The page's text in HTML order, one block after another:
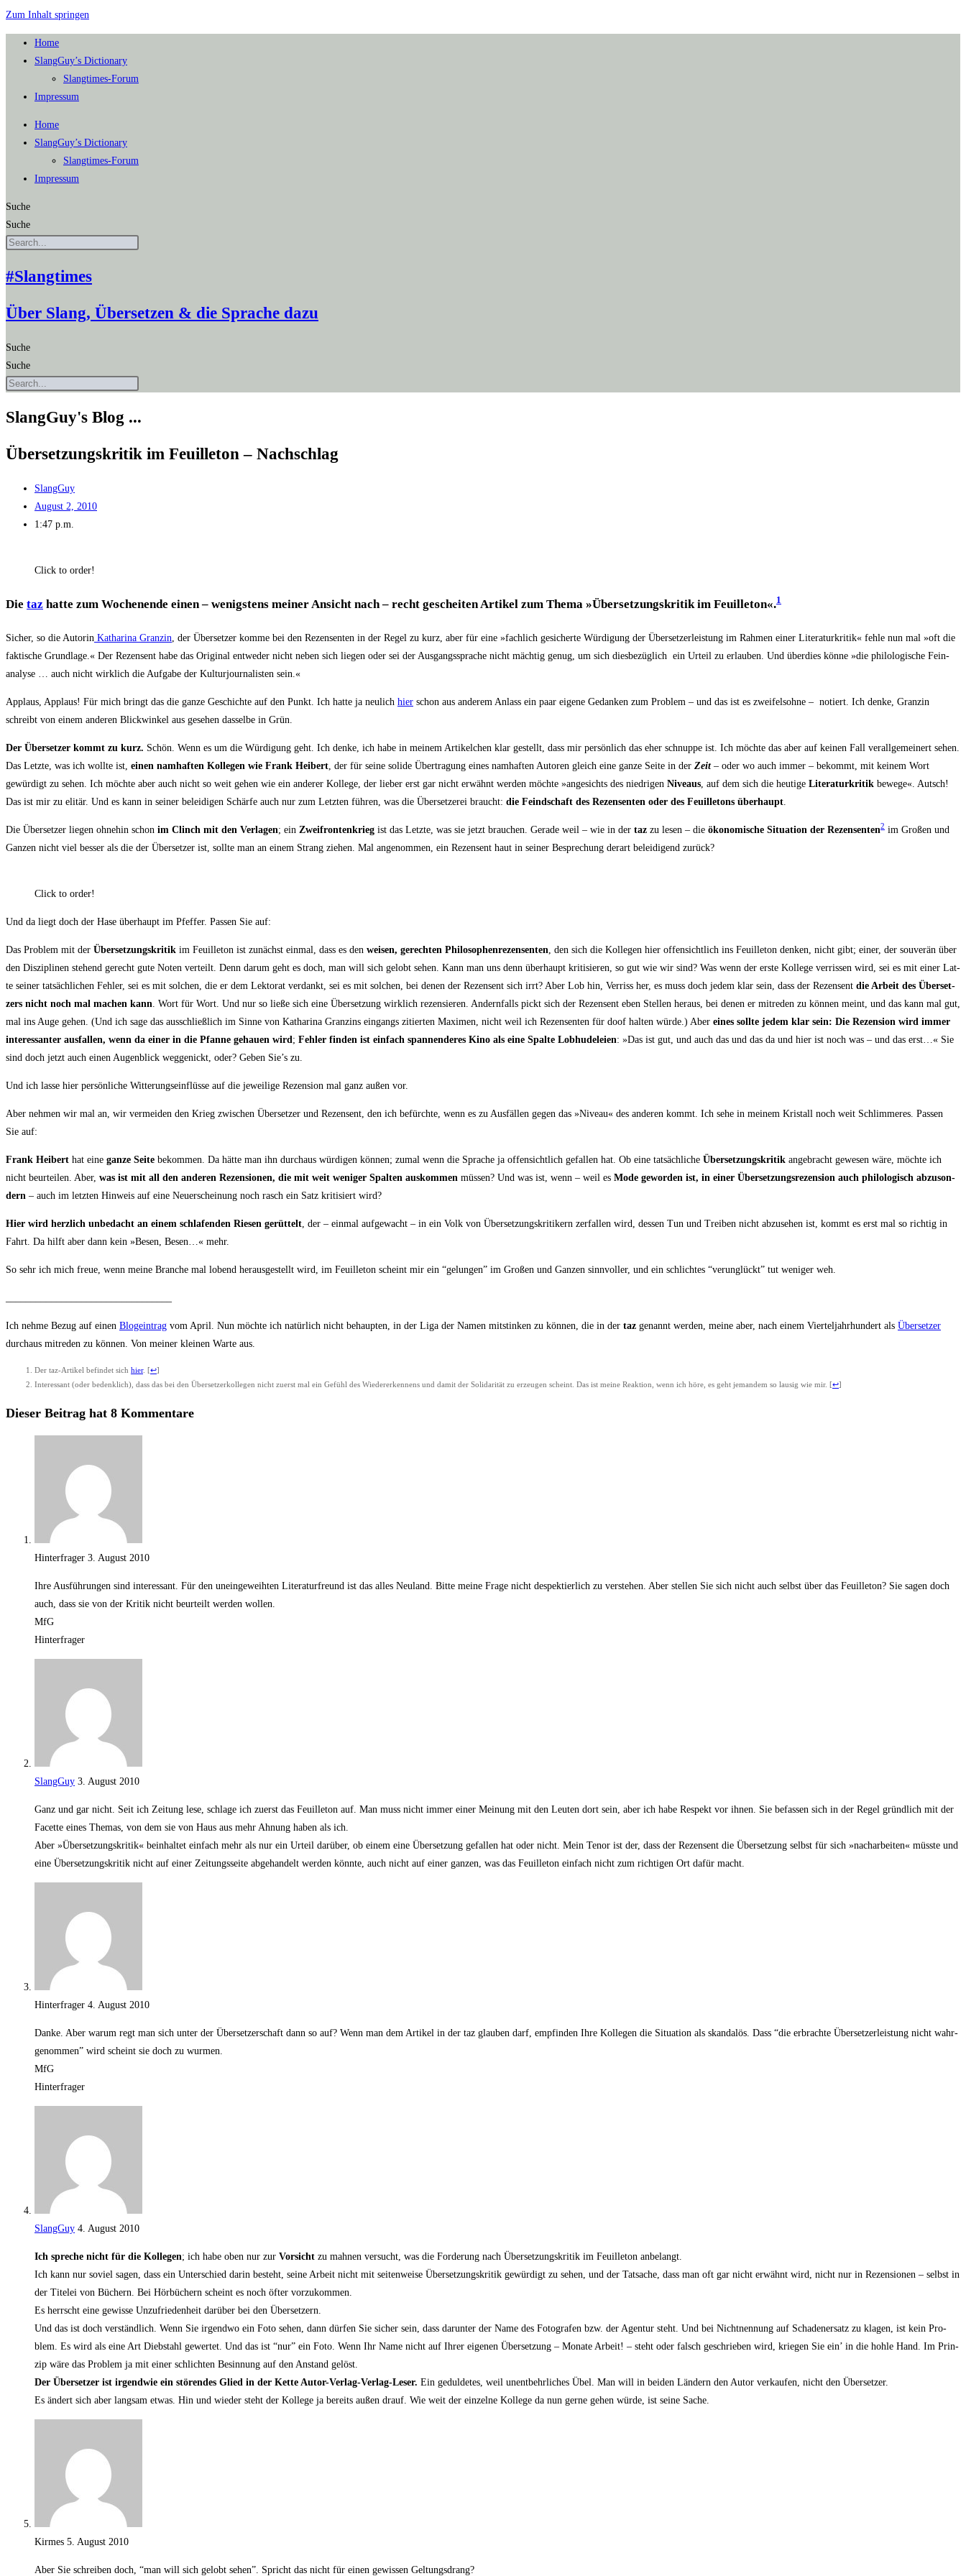
Zum Inhalt springen
Home
SlangGuy’s Dic­tion­a­ry
Slang­times-Forum
Impres­sum
Home
SlangGuy’s Dic­tion­a­ry
Slang­times-Forum
Impres­sum
Suche
Suche
#Slangtimes
Über Slang, Übersetzen & die Sprache dazu
Suche
Suche
SlangGuy's Blog ...
Über­set­zungs­kri­tik im Feuil­le­ton – Nachschlag
SlangGuy
August 2, 2010
1:47 p.m.
Click to order!
Die taz hat­te zum Wochen­en­de einen – wenigs­tens mei­ner Ansicht nach – recht geschei­ten Arti­kel zum The­ma »Über­set­zungs­kri­tik im Feuil­le­ton«.1
Sicher, so die Autorin Katha­ri­na Granz­in , der Über­set­zer kom­me bei den Rezen­sen­ten in der Regel zu kurz, aber für eine »fach­lich gesi­cher­te Wür­di­gung der Über­set­zer­leis­tung im Rah­men einer Lite­ra­tur­kri­tik« feh­le nun mal »oft die
fak­ti­sche Grund­la­ge.« Der Rezen­sent habe das Ori­gi­nal ent­we­der nicht neben sich lie­gen oder sei der Aus­gangs­spra­che nicht mäch­tig genug, um sich dies­be­züg­lich ein Urteil zu erlau­ben. Und über­dies kön­ne »die phi­lo­lo­gi­sche Fein­
ana­ly­se … auch nicht wirk­lich die Auf­ga­be der Kul­tur­jour­na­lis­ten sein.«
Applaus, Applaus! Für mich bringt das die gan­ze Geschich­te auf den Punkt. Ich hat­te ja neu­lich hier schon aus ande­rem Anlass ein paar eige­ne Gedan­ken zum Pro­blem – und das ist es zwei­fels­oh­ne – notiert. Ich den­ke, Granz­in
schreibt von einem ande­ren Blick­win­kel aus gese­hen das­sel­be in Grün.
Der Über­set­zer kommt zu kurz. Schön. Wenn es um die Wür­di­gung geht. Ich den­ke, ich habe in mei­nem Arti­kel­chen klar gestellt, dass mir per­sön­lich das eher schnup­pe ist. Ich möch­te das aber auf kei­nen Fall ver­all­ge­mei­nert sehen.
Das Letz­te, was ich woll­te ist, einen nam­haf­ten Kol­le­gen wie Frank Hei­bert , der für sei­ne soli­de Über­tra­gung eines nam­haf­ten Autoren gleich eine gan­ze Sei­te in der Zeit– oder wo auch immer – bekommt, mit kei­nem Wort
gewür­digt zu sehen. Ich möch­te aber auch nicht so weit gehen wie ein ande­rer Kol­le­ge, der lie­ber erst gar nicht erwähnt wer­den möch­te »ange­sichts des nied­ri­gen Niveaus , auf dem sich die heu­ti­ge Lite­ra­tur­kri­tik bewe­ge«. Autsch!
Das ist mir zu eli­tär. Und es kann in sei­ner belei­di­gen Schär­fe auch nur zum Letz­ten füh­ren, was die Über­set­ze­rei braucht: die Feind­schaft des Rezen­sen­ten oder des Feuil­le­tons über­haupt
Die Über­set­zer lie­gen ohne­hin schon im Clinch mit den Ver­la­gen; ein Zwei­fron­ten­krieg ist das Letz­te, was sie jetzt brau­chen. Gera­de weil – wie in der taz zu lesen – die öko­no­mi­sche Situa­ti­on der Rezen­sen­ten2 im Gro­ßen und
Gan­zen nicht viel bes­ser als die der Über­set­zer ist, soll­te man an einem Strang zie­hen. Mal ange­nom­men, ein Rezen­sent haut in sei­ner Bespre­chung der­art belei­di­gend zurück?
Click to order!
Und da liegt doch der Hase über­haupt im Pfef­fer. Pas­sen Sie auf:
Das Pro­blem mit der Über­set­zungs­kri­tik im Feuil­le­ton ist zunächst ein­mal, dass es den wei­sen, gerech­ten Phi­lo­so­phen­re­zen­sen­ten , den sich die Kol­le­gen hier offen­sicht­lich ins Feuil­le­ton den­ken, nicht gibt; einer, der sou­ve­rän über
den Dis­zi­pli­nen ste­hend gerecht gute Noten ver­teilt. Denn dar­um geht es doch, man will sich gelobt sehen. Kann man uns denn über­haupt kri­ti­sie­ren, so gut wie wir sind? Was wenn der ers­te Kol­le­ge ver­ris­sen wird, sei es mit einer Lat­
te sei­ner tat­säch­li­chen Feh­ler, sei es mit sol­chen, die er dem Lek­to­rat ver­dankt, sei es mit sol­chen, bei denen der Rezen­sent sich irrt? Aber Lob hin, Ver­riss her, es muss doch jedem klar sein, dass der Rezen­sent die Arbeit des Über­set­
zers nicht noch mal machen kann . Wort für Wort. Und nur so lie­ße sich eine Über­set­zung wirk­lich rezen­sie­ren. Andern­falls pickt sich der Rezen­sent eben Stel­len her­aus, bei denen er mit­re­den zu kön­nen meint, und das kann mal gut,
mal ins Auge gehen. (Und ich sage das aus­schließ­lich im Sin­ne von Katha­ri­na Granz­ins ein­gangs zitier­ten Maxi­men, nicht weil ich Rezen­sen­ten für doof hal­ten wür­de.) Aber eines soll­te jedem klar sein: Die Rezen­si­on wird immer
inter­es­san­ter aus­fal­len, wenn da einer in die Pfan­ne gehau­en wird ; Feh­ler fin­den ist ein­fach span­nen­de­res Kino als eine Spal­te Lob­hu­de­lei­en: »Das ist gut, und auch das und das da und hier ist noch was – und das erst…« Sie
sind doch jetzt auch einen Augen­blick weg­ge­nickt, oder? Geben Sie’s zu.
Und ich las­se hier per­sön­li­che Wit­te­rungs­ein­flüs­se auf die jewei­li­ge Rezen­si­on mal ganz außen vor.
Aber neh­men wir mal an, wir ver­mei­den den Krieg zwi­schen Über­set­zer und Rezen­sent, den ich befürch­te, wenn es zu Aus­fäl­len gegen das »Niveau« des ande­ren kommt. Ich sehe in mei­nem Kris­tall noch weit Schlim­me­res. Pas­sen
Sie auf:
Frank Hei­bert hat eine gan­ze Sei­te bekom­men. Da hät­te man ihn durch­aus wür­di­gen kön­nen; zumal wenn die Spra­che ja offen­sicht­lich gefal­len hat. Ob eine tat­säch­li­che Über­set­zungs­kri­tik ange­bracht gewe­sen wäre, möch­te ich
nicht beur­tei­len. Aber, was ist mit all den ande­ren Rezen­sio­nen, die mit weit weni­ger Spal­ten aus­kom­men müs­sen? Und was ist, wenn – weil es Mode gewor­den ist, in einer Über­set­zungs­re­zen­si­on auch phi­lo­lo­gisch abzu­son­
dern – auch im letz­ten Hin­weis auf eine Neu­erschei­nung noch rasch ein Satz kri­ti­siert wird?
Hier wird herz­lich unbe­dacht an einem schla­fen­den Rie­sen gerüt­telt , der – ein­mal auf­ge­wacht – in ein Volk von Über­set­zungs­kri­ti­kern zer­fal­len wird, des­sen Tun und Trei­ben nicht abzu­se­hen ist, kommt es erst mal so rich­tig in
Fahrt. Da hilft aber dann kein »Besen, Besen…« mehr.
So sehr ich mich freue, wenn mei­ne Bran­che mal lobend her­aus­ge­stellt wird, im Feuil­le­ton scheint mir ein “gelun­gen” im Gro­ßen und Gan­zen sinn­vol­ler, und ein schlich­tes “ver­un­glückt” tut weni­ger weh.
Ich neh­me Bezug auf einen Blog­ein­trag vom April. Nun möch­te ich natür­lich nicht behaup­ten, in der Liga der Namen mit­stin­ken zu kön­nen, die in der taz genannt wer­den, mei­ne aber, nach einem Vier­tel­jahr­hun­dert als Über­set­zer
durch­aus mit­re­den zu kön­nen. Von mei­ner klei­nen War­te aus.
Der taz-Arti­kel befin­det sich hier. [↩]
Inter­es­sant (oder bedenk­lich), dass das bei den Über­set­zer­kol­le­gen nicht zuerst mal ein Gefühl des Wie­der­erken­nens und damit der Soli­da­ri­tät zu erzeu­gen scheint. Das ist mei­ne Reak­ti­on, wenn ich höre, es geht jeman­dem so lau­sig wie mir. [↩]
Dieser Beitrag hat 8 Kommentare
Hinterfrager 3. August 2010
Ihre Aus­füh­run­gen sind inter­es­sant. Für den unein­ge­weih­ten Lite­ra­tur­freund ist das alles Neu­land. Bit­te mei­ne Fra­ge nicht despek­tier­lich zu ver­ste­hen. Aber stel­len Sie sich nicht auch selbst über das Feuil­le­ton? Sie sagen doch
auch, dass sie von der Kri­tik nicht beur­teilt wer­den wollen.
MfG
Hinterfrager
SlangGuy 3. August 2010
Ganz und gar nicht. Seit ich Zei­tung lese, schla­ge ich zuerst das Feuil­le­ton auf. Man muss nicht immer einer Mei­nung mit den Leu­ten dort sein, aber ich habe Respekt vor ihnen. Sie befas­sen sich in der Regel gründ­lich mit der
Facet­te eines The­mas, von dem sie von Haus aus mehr Ahnung haben als ich.
Aber »Über­set­zungs­kri­tik« beinhal­tet ein­fach mehr als nur ein Urteil dar­über, ob einem eine Über­set­zung gefal­len hat oder nicht. Mein Tenor ist der, dass der Rezen­sent die Über­set­zung selbst für sich »nach­ar­bei­ten« müss­te und
eine Über­set­zungs­kri­tik nicht auf einer Zei­tungs­sei­te abge­han­delt wer­den könn­te, auch nicht auf einer gan­zen, was das Feuil­le­ton ein­fach nicht zum rich­ti­gen Ort dafür macht.
Hinterfrager 4. August 2010
Dan­ke. Aber war­um regt man sich unter der Über­set­z­erschaft dann so auf? Wenn man dem Arti­kel in der taz glau­ben darf, emp­fin­den Ihre Kol­le­gen die Situa­ti­on als skan­da­lös. Dass “die erbrach­te Über­set­zer­leis­tung nicht wahr­
ge­nom­men” wird scheint sie doch zu wurmen.
MfG
Hinterfrager
SlangGuy 4. August 2010
Ich spre­che nicht für die Kol­le­gen; ich habe oben nur zur Vor­sicht zu mah­nen ver­sucht, was die For­de­rung nach Über­set­zungs­kri­tik im Feuil­le­ton anbelangt.
Ich kann nur soviel sagen, dass ein Unter­schied dar­in besteht, sei­ne Arbeit nicht mit sei­ten­wei­se Über­set­zungs­kri­tik gewür­digt zu sehen, und der Tat­sa­che, dass man oft gar nicht erwähnt wird, nicht nur in Rezen­sio­nen – selbst in
der Titel­ei von Büchern. Bei Hör­bü­chern scheint es noch öfter vorzukommen.
Es herrscht eine gewis­se Unzu­frie­den­heit dar­über bei den Übersetzern.
Und das ist doch ver­ständ­lich. Wenn Sie irgend­wo ein Foto sehen, dann dür­fen Sie sicher sein, dass dar­un­ter der Name des Foto­gra­fen bzw. der Agen­tur steht. Und bei Nicht­nen­nung auf Scha­den­er­satz zu kla­gen, ist kein Pro­
blem. Es wird als eine Art Dieb­stahl gewer­tet. Und das ist “nur” ein Foto. Wenn Ihr Name nicht auf Ihrer eige­nen Über­set­zung – Mona­te Arbeit! – steht oder falsch geschrie­ben wird, krie­gen Sie ein’ in die hoh­le Hand. Im Prin­
zip wäre das Pro­blem ja mit einer schlich­ten Besin­nung auf den Anstand gelöst.
Der Über­set­zer ist irgend­wie ein stö­ren­des Glied in der Ket­te Autor-Ver­lag-Ver­lag-Leser. Ein gedul­de­tes, weil unent­behr­li­ches Übel. Man will in bei­den Län­dern den Autor ver­kau­fen, nicht den Übersetzer.
Es ändert sich aber lang­sam etwas. Hin und wie­der steht der Kol­le­ge ja bereits außen drauf. Wie weit der ein­zel­ne Kol­le­ge da nun ger­ne gehen wür­de, ist sei­ne Sache.
Kirmes 5. August 2010
Aber Sie schrei­ben doch, “man will sich gelobt sehen”. Spricht das nicht für einen gewis­sen Geltungsdrang?